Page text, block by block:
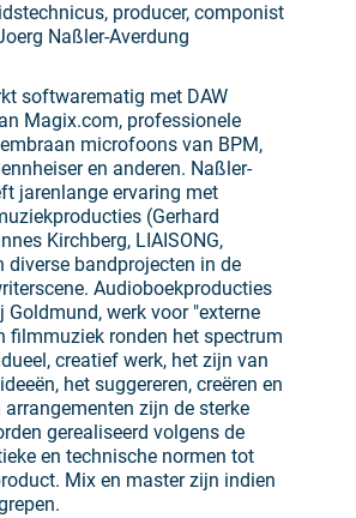
producer, componist
Naßler-Averdung
softwarematig met DAW
Magix.com, professionele
microfoons van BPM,
en anderen. Naßler-
jarenlange ervaring met
(Gerhard
Kirchberg, LIAISONG,
diverse bandprojecten in de
Audioboekproducties
Goldmund, werk voor "externe
filmmuziek ronden het spectrum
creatief werk, het zijn van
het suggereren, creëren en
zijn de sterke
gerealiseerd volgens de
en technische normen tot
Mix en master zijn indien